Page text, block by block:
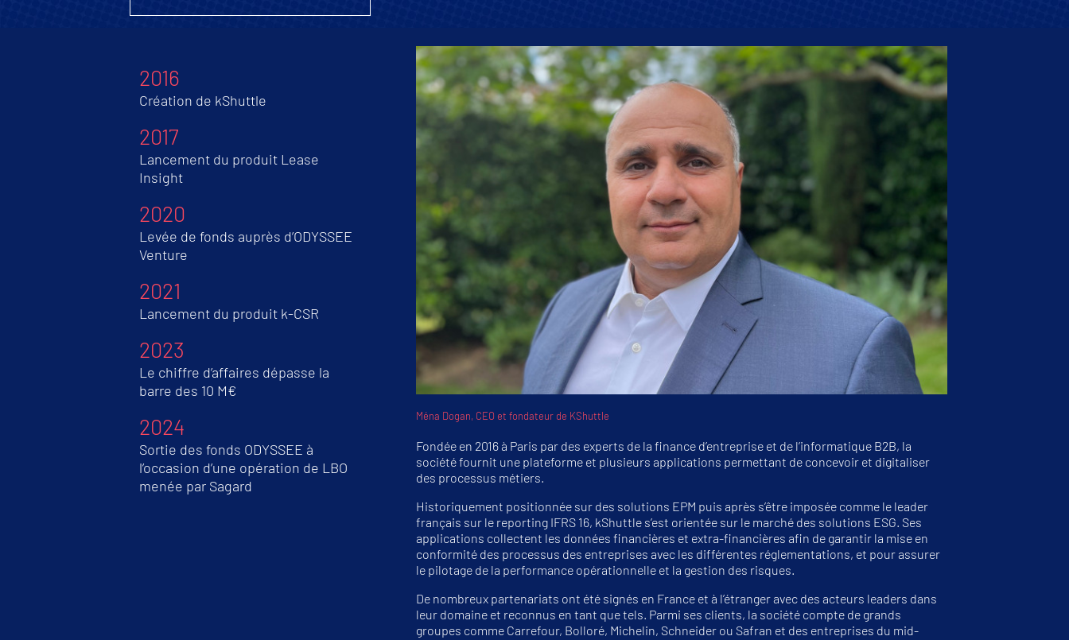
2016
Création de kShuttle
2017
Lancement du produit Lease
Insight
2020
Levée de fonds auprès d’ODYSSEE
Venture
2021
Lancement du produit k-CSR
2023
Le chiffre d’affaires dépasse la
barre des 10 M€
2024
Sortie des fonds ODYSSEE à
l’occasion d’une opération de LBO
menée par Sagard
Ména Dogan, CEO et fondateur de KShuttle
Fondée en 2016 à Paris par des experts de la finance d’entreprise et de l’informatique B2B, la
société fournit une plateforme et plusieurs applications permettant de concevoir et digitaliser
des processus métiers.
Historiquement positionnée sur des solutions EPM puis après s’être imposée comme le leader
français sur le reporting IFRS 16, kShuttle s’est orientée sur le marché des solutions ESG. Ses
applications collectent les données financières et extra-financières afin de garantir la mise en
conformité des processus des entreprises avec les différentes réglementations, et pour assurer
le pilotage de la performance opérationnelle et la gestion des risques.
De nombreux partenariats ont été signés en France et à l’étranger avec des acteurs leaders dans
leur domaine et reconnus en tant que tels. Parmi ses clients, la société compte de grands
groupes comme Carrefour, Bolloré, Michelin, Schneider ou Safran et des entreprises du mid-